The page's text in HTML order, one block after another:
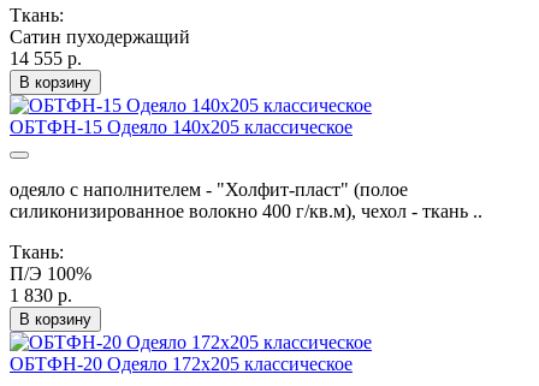
Ткань:
Сатин пуходержащий
14 555 р.
В корзину
ОБТФН-15 Одеяло 140х205 классическое
одеяло с наполнителем - "Холфит-пласт" (полое
силиконизированное волокно 400 г/кв.м), чехол - ткань ..
Ткань:
П/Э 100%
1 830 р.
В корзину
ОБТФН-20 Одеяло 172х205 классическое